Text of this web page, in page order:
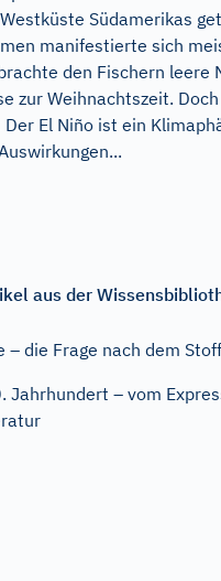
Südamerikas
manifestierte sich
den Fischern leere
zur Weihnachtszeit.
El Niño ist ein
aus der
– die Frage nach dem Stoff
Jahrhundert – vom